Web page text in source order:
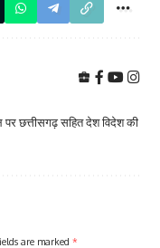
छत्तीसगढ़ सहित देश विदेश की
are marked *